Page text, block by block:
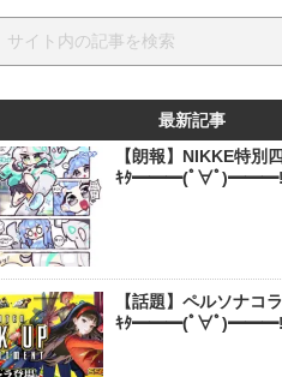
最新記事
【朗報】NIKKE特別
ｷﾀ━━━(ﾟ∀ﾟ
【話題】ペルソナコ
ｷﾀ━━━(ﾟ∀ﾟ